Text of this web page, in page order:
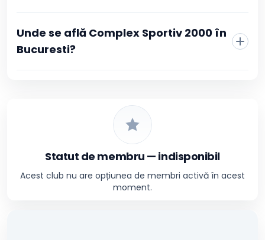
Unde se află Complex Sportiv 2000 în
Bucuresti?
Statut de membru — indisponibil
Acest club nu are opțiunea de membri activă în acest
moment.